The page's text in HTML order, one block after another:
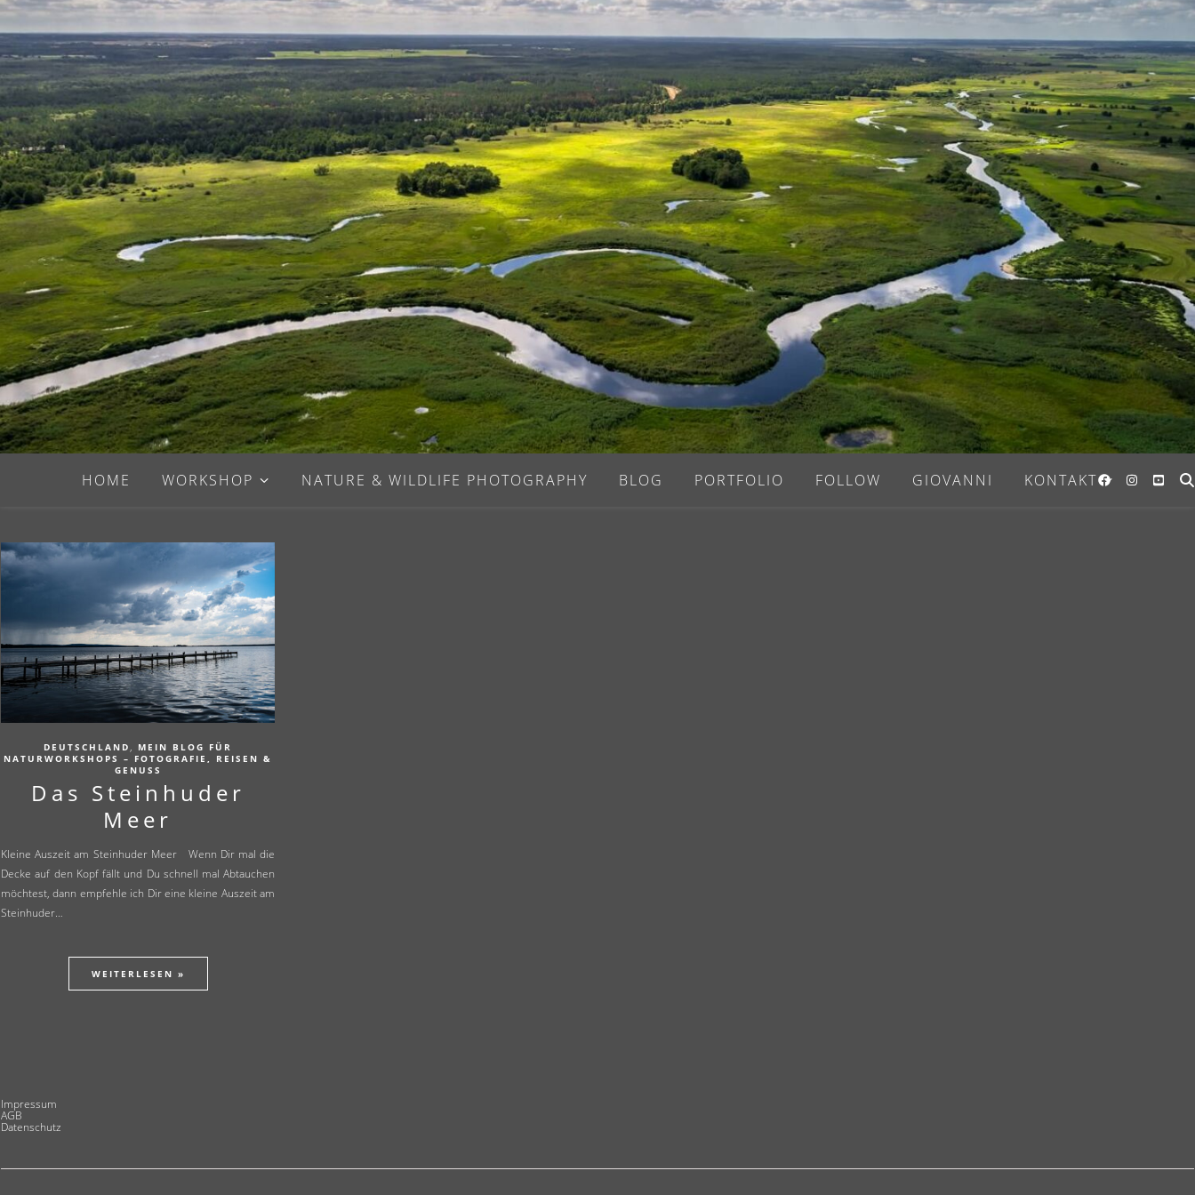
HOME WORKSHOP NATURE & WILDLIFE PHOTOGRAPHY BLOG PORTFOLIO FOLLOW GIOVANNI KONTAKT
DEUTSCHLAND, MEIN BLOG FÜR
NATURWORKSHOPS – FOTOGRAFIE, REISEN &
GENUSS
Das Steinhuder
Meer
Kleine Auszeit am Steinhuder Meer Wenn Dir mal die
Decke auf den Kopf fällt und Du schnell mal Abtauchen
möchtest, dann empfehle ich Dir eine kleine Auszeit am
Steinhuder…
WEITERLESEN »
Impressum
AGB
Datenschutz